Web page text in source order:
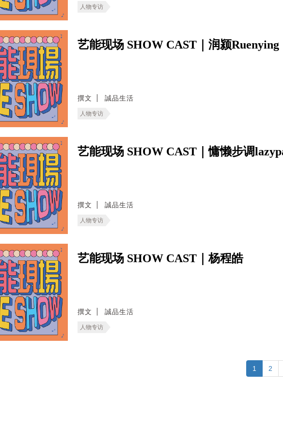
人物专访
艺能现场 SHOW CAST｜润颍Ruenying
撰文 誠品生活
人物专访
艺能现场 SHOW CAST｜慵懒步调
撰文 誠品生活
人物专访
艺能现场 SHOW CAST｜杨程皓
撰文 誠品生活
人物专访
1 2